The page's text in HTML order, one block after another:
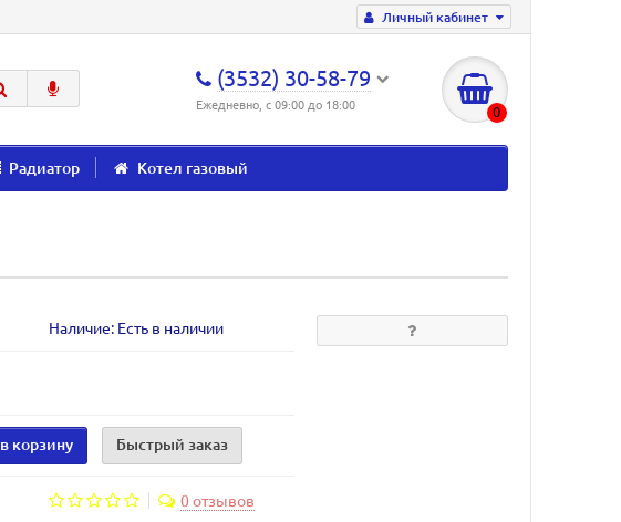
Личный кабинет
(3532) 30-58-79
Ежедневно, с 09:00 до 18:00 0
Радиатор Котел газовый
Наличие: Есть в наличии
в корзину Быстрый заказ
0 отзывов